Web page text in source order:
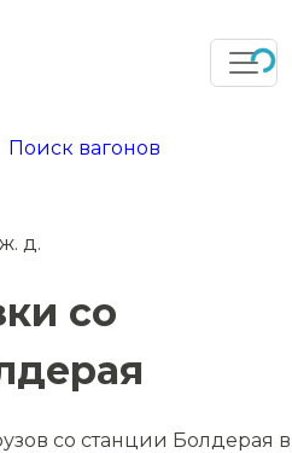
Поиск вагонов
д.
со
со станции Болдерая в